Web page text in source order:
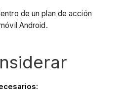
de un plan de acción
Android.